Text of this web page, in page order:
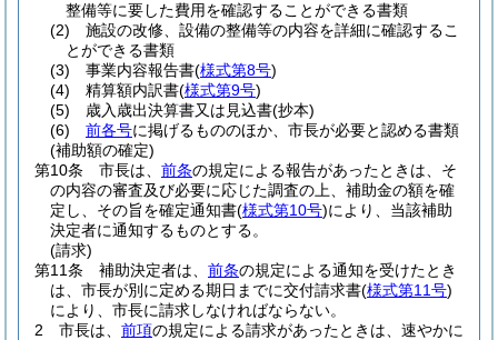
整備等に要した費用を確認することができる書類
(2)
施設の改修、設備の整備等の内容を詳細に確認するこ
とができる書類
(3)
事業内容報告書(様式第8号)
(4)
精算額内訳書(様式第9号)
(5)
歳入歳出決算書又は見込書(抄本)
(6)
前各号に掲げるもののほか、市長が必要と認める書類
(補助額の確定)
第10条
市長は、 前条の規定による報告があったときは、そ
の内容の審査及び必要に応じた調査の上、補助金の額を確
定し、その旨を確定通知書(様式第10号)により、当該補助
決定者に通知するものとする。
(請求)
第11条
補助決定者は、 前条の規定による通知を受けたとき
は、市長が別に定める期日までに交付請求書(様式第11号)
により、市長に請求しなければならない。
2
市長は、 前項の規定による請求があったときは、速やかに